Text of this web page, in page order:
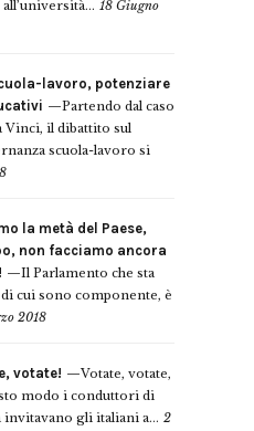
18 Giugno
lavoro, potenziare
Partendo dal caso
Vinci, il dibattito sul
scuola-lavoro si
la metà del Paese,
non facciamo ancora
Il Parlamento che sta
cui sono componente, è
2018
votate!
Votate, votate,
modo i conduttori di
invitavano gli italiani a... 2